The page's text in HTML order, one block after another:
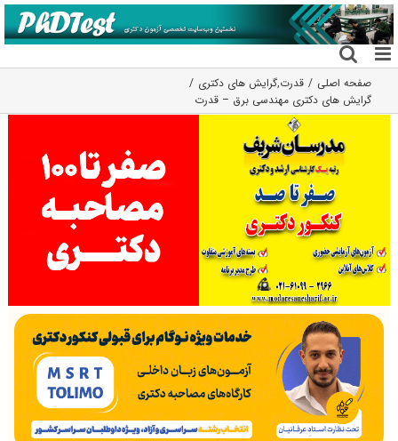
رفتن
به
محتوا
صفحه اصلی قدرت,گرایش های دکتری
گرایش های دکتری ﻣﻬﻨﺪسی ﺑﺮق – ﻗﺪرت